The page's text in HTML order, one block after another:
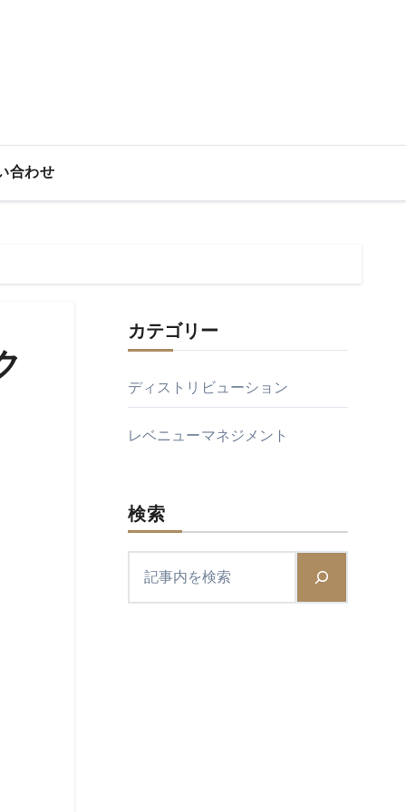
合わせ
カテゴリー
ディストリビューション
レベニューマネジメント
検索